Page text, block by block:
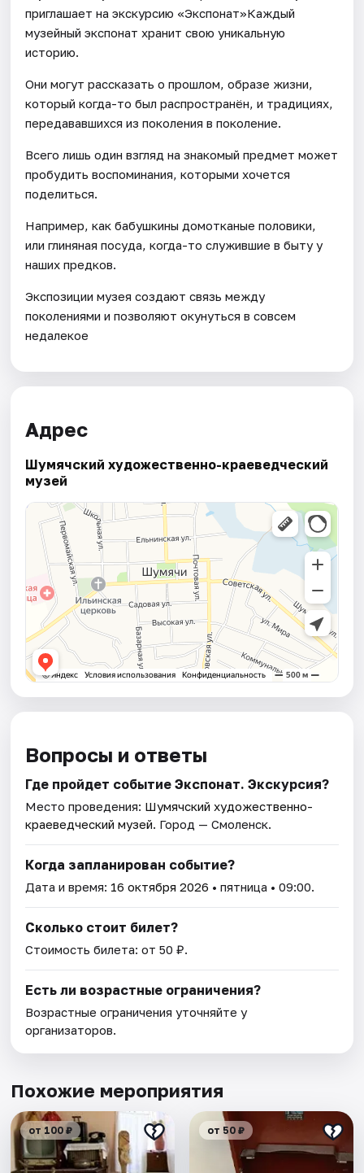
приглашает на экскурсию «Экспонат»Каждый
музейный экспонат хранит свою уникальную
историю.
Они могут рассказать о прошлом, образе жизни,
который когда-то был распространён, и традициях,
передававшихся из поколения в поколение.
Всего лишь один взгляд на знакомый предмет может
пробудить воспоминания, которыми хочется
поделиться.
Например, как бабушкины домотканые половики,
или глиняная посуда, когда-то служившие в быту у
наших предков.
Экспозиции музея создают связь между
поколениями и позволяют окунуться в совсем
недалекое
Адрес
Шумячский художественно-краеведческий
музей
Вопросы и ответы
Где пройдет событие Экспонат. Экскурсия?
Место проведения: Шумячский художественно-
краеведческий музей. Город — Смоленск.
Когда запланирован событие?
Дата и время: 16 октября 2026 • пятница • 09:00.
Сколько стоит билет?
Стоимость билета: от 50 ₽.
Есть ли возрастные ограничения?
Возрастные ограничения уточняйте у
организаторов.
Похожие мероприятия
от 100 ₽ от 50 ₽